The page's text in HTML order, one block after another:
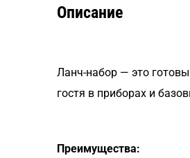
Описание
Ланч-набор — это
гостя в приборах и
Преимущества: